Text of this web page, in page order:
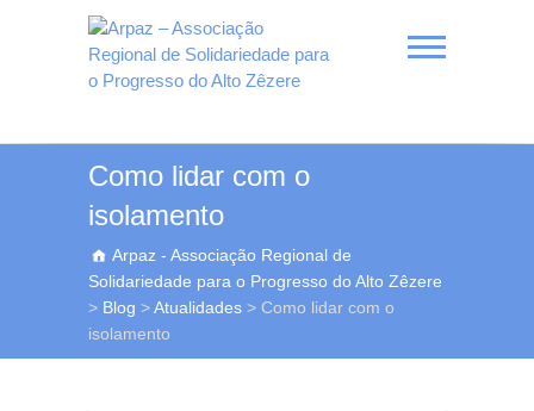
Arpaz – Associação
Regional de
Solidariedade para o
Progresso do Alto Zêzere
Como lidar com o
isolamento
Arpaz - Associação Regional de
Solidariedade para o Progresso do Alto Zêzere
> Blog >Atualidades > Como lidar com o
isolamento